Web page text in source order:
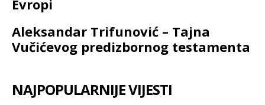
Evropi
Aleksandar Trifunović – Tajna
Vučićevog predizbornog testamenta
NAJPOPULARNIJE VIJESTI